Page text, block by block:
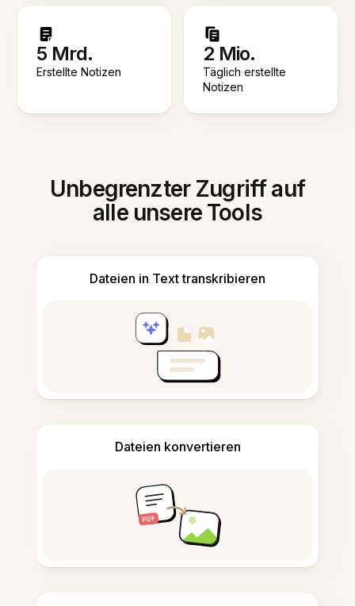
5 Mrd.
Erstellte Notizen
2 Mio.
Täglich erstellte
Notizen
Unbegrenzter Zugriff auf
alle unsere Tools
Dateien in Text transkribieren
Dateien konvertieren